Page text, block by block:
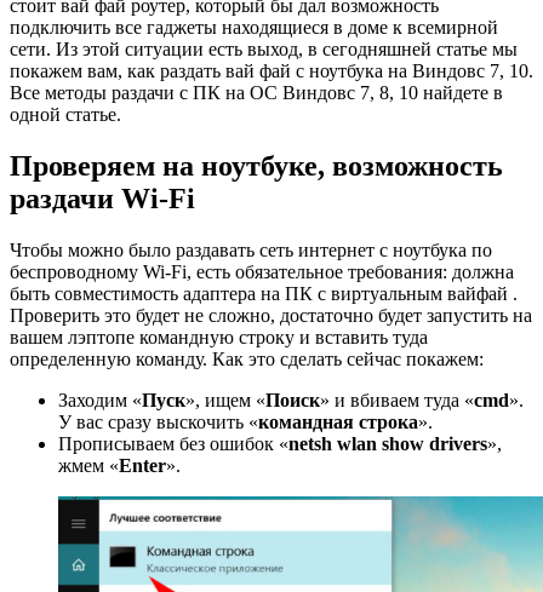
стоит вай фай роутер, который бы дал возможность
подключить все гаджеты находящиеся в доме к всемирной
сети. Из этой ситуации есть выход, в сегодняшней статье мы
покажем вам, как раздать вай фай с ноутбука на Виндовс 7, 10.
Все методы раздачи с ПК на ОС Виндовс 7, 8, 10 найдете в
одной статье.
Проверяем на ноутбуке, возможность
раздачи Wi-Fi
Чтобы можно было раздавать сеть интернет с ноутбука по
беспроводному Wi-Fi, есть обязательное требования: должна
быть совместимость адаптера на ПК c виртуальным вайфай .
Проверить это будет не сложно, достаточно будет запустить на
вашем лэптопе командную строку и вставить туда
определенную команду. Как это сделать сейчас покажем:
Заходим «Пуск», ищем «Поиск» и вбиваем туда «cmd».
У вас сразу выскочить «командная строка».
Прописываем без ошибок «netsh wlan show drivers»,
жмем «Enter».